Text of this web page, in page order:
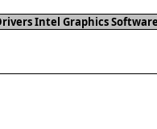
Intel Graphics